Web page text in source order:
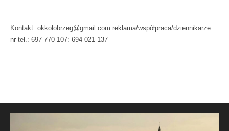
Kontakt: okkolobrzeg@gmail.com reklama/współpraca/dziennikarze:
nr tel.: 697 770 107: 694 021 137